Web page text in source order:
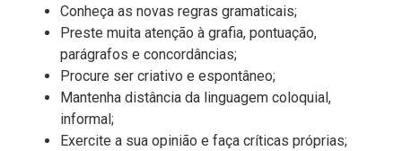
Conheça as novas regras gramaticais;
Preste muita atenção à grafia, pontuação,
parágrafos e concordâncias;
Procure ser criativo e espontâneo;
Mantenha distância da linguagem coloquial,
informal;
Exercite a sua opinião e faça críticas próprias;